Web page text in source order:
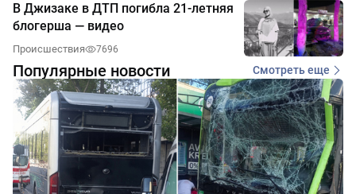
В Джизаке в ДТП погибла 21-летняя
блогерша — видео
Происшествия 7696
Популярные новости Смотреть еще